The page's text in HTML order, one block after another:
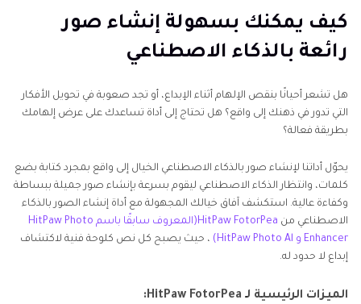
كيف يمكنك بسهولة إنشاء صور
رائعة بالذكاء الاصطناعي
هل تشعر أحيانًا بنقص الإلهام أثناء الإبداع، أو تجد صعوبة في تحويل الأفكار
التي تدور في ذهنك إلى واقع؟ هل تحتاج إلى أداة تساعدك على عرض إلهامك
بطريقة فعالة؟
يحوّل أداتنا لإنشاء صور بالذكاء الاصطناعي الخيال إلى واقع بمجرد كتابة بضع
كلمات، وانتظار الذكاء الاصطناعي ليقوم بسرعة بإنشاء صور جميلة ببساطة
وكفاءة عالية. استكشف آفاق خيالك المجهولة مع أداة إنشاء الصور بالذكاء
الاصطناعي من
HitPaw FotorPea(المعروف سابقًا باسم HitPaw Photo
Enhancer و HitPaw Photo Al)
، حيث يصبح كل نص كلوحة فنية لاكتشاف
إبداع لا حدود له.
الميزات الرئيسية لـ HitPaw FotorPea: